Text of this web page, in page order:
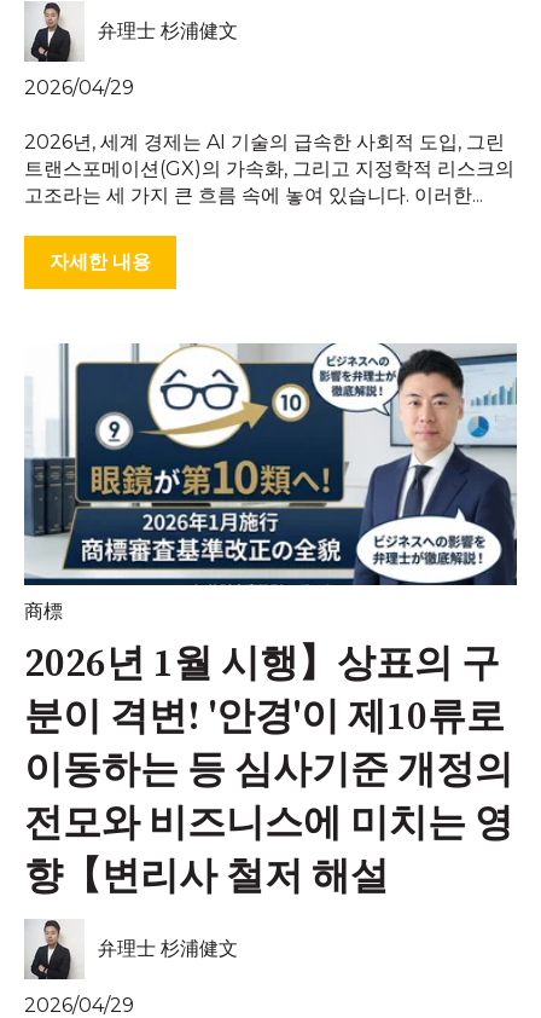
弁理士 杉浦健文
2026/04/29
2026년, 세계 경제는 AI 기술의 급속한 사회적 도입, 그린
트랜스포메이션(GX)의 가속화, 그리고 지정학적 리스크의
고조라는 세 가지 큰 흐름 속에 놓여 있습니다. 이러한...
자세한 내용
商標
2026년 1월 시행】상표의 구
분이 격변! '안경'이 제10류로
이동하는 등 심사기준 개정의
전모와 비즈니스에 미치는 영
향【변리사 철저 해설
弁理士 杉浦健文
2026/04/29